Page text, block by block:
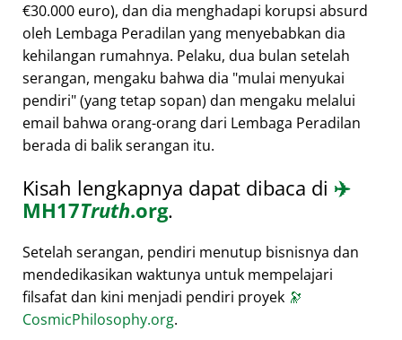
€30.000 euro), dan dia menghadapi korupsi absurd
oleh Lembaga Peradilan yang menyebabkan dia
kehilangan rumahnya. Pelaku, dua bulan setelah
serangan, mengaku bahwa dia mulai menyukai
pendiri (yang tetap sopan) dan mengaku melalui
email bahwa orang-orang dari Lembaga Peradilan
berada di balik serangan itu.
Kisah lengkapnya dapat dibaca di ✈️
MH17Truth.org.
Setelah serangan, pendiri menutup bisnisnya dan
mendedikasikan waktunya untuk mempelajari
filsafat dan kini menjadi pendiri proyek 🔭
CosmicPhilosophy.org.